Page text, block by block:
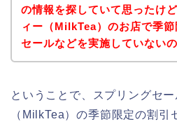
の情報を探していて思ったけ
ィー（MilkTea）のお店で季節
セールなどを実施していない
ということで、スプリングセ
（MilkTea）の季節限定の割